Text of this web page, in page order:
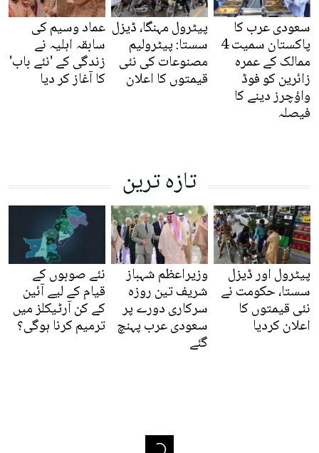
سعودی عرب کا
پاکستان سمیت 4
ممالک کے عمرہ
زائرین کو فوڈ
واؤچرز دینے کا
فیصلہ
پیٹرول مہنگا، ڈیزل
سستا: پیٹرولیم
مصنوعات کی نئی
قیمتوں کا اعلان
عماد وسیم کی
سابقہ اہلیہ نے
زندگی کے 'نئے باب'
کا آغاز کر دیا
تازہ ترین
پیٹرول اور ڈیزل
سستا، حکومت نے
نئی قیمتوں کا
اعلان کردیا
وزیراعظم شہباز
شریف تین روزہ
سرکاری دورے پر
سعودی عرب پہنچ
گئے
نئے صوبوں کے
قیام کے لیے آئین
کے کن آرٹیکلز میں
ترمیم کرنا ہوگی؟